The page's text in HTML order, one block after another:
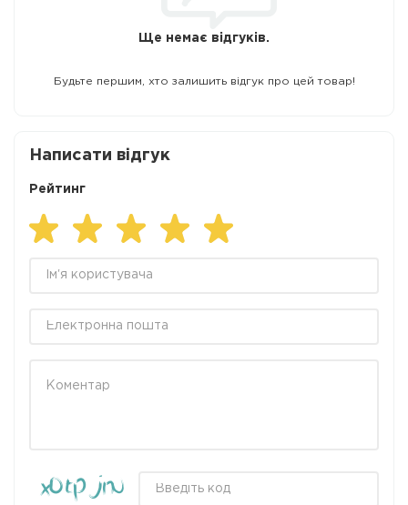
Ще немає відгуків.
Будьте першим, хто залишить відгук про цей товар!
Написати відгук
Рейтинг